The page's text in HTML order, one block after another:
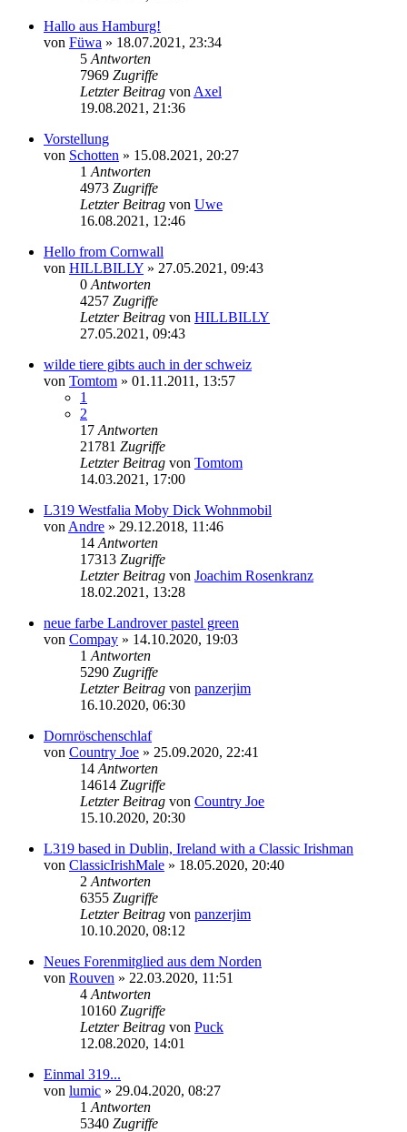
Hallo aus Hamburg!
von Füwa » 18.07.2021, 23:34
5 Antworten
7969 Zugriffe
Letzter Beitrag von Axel
19.08.2021, 21:36
Vorstellung
von Schotten » 15.08.2021, 20:27
1 Antworten
4973 Zugriffe
Letzter Beitrag von Uwe
16.08.2021, 12:46
Hello from Cornwall
von HILLBILLY » 27.05.2021, 09:43
0 Antworten
4257 Zugriffe
Letzter Beitrag von HILLBILLY
27.05.2021, 09:43
wilde tiere gibts auch in der schweiz
von Tomtom » 01.11.2011, 13:57
1
2
17 Antworten
21781 Zugriffe
Letzter Beitrag von Tomtom
14.03.2021, 17:00
L319 Westfalia Moby Dick Wohnmobil
von Andre » 29.12.2018, 11:46
14 Antworten
17313 Zugriffe
Letzter Beitrag von Joachim Rosenkranz
18.02.2021, 13:28
neue farbe Landrover pastel green
von Compay » 14.10.2020, 19:03
1 Antworten
5290 Zugriffe
Letzter Beitrag von panzerjim
16.10.2020, 06:30
Dornröschenschlaf
von Country Joe » 25.09.2020, 22:41
14 Antworten
14614 Zugriffe
Letzter Beitrag von Country Joe
15.10.2020, 20:30
L319 based in Dublin, Ireland with a Classic Irishman
von ClassicIrishMale » 18.05.2020, 20:40
2 Antworten
6355 Zugriffe
Letzter Beitrag von panzerjim
10.10.2020, 08:12
Neues Forenmitglied aus dem Norden
von Rouven » 22.03.2020, 11:51
4 Antworten
10160 Zugriffe
Letzter Beitrag von Puck
12.08.2020, 14:01
Einmal 319...
von lumic » 29.04.2020, 08:27
1 Antworten
5340 Zugriffe